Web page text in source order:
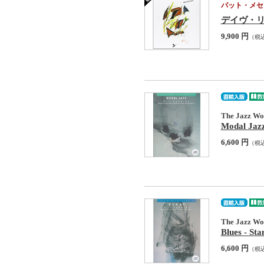
パット・メ
デイヴ・
9,900 円 （税
The Jazz
Modal
6,600 円 （税
The Jazz
Blues -
6,600 円 （税